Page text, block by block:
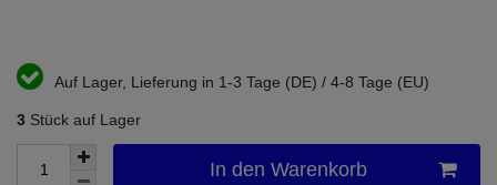
Auf Lager, Lieferung in 1-3 Tage (DE) / 4-8 Tage (EU)
3 Stück auf Lager
In den Warenkorb